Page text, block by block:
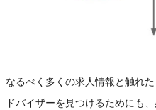
なるべく多くの求人情報と触れ
ドバイザーを見つけるためにも